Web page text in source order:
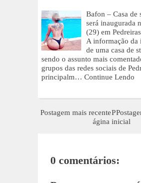
Bafon – Casa de
será inaugurada
(29) em Pedreiras
A informação da
de uma casa de
sendo o assunto mais
grupos das redes sociais de
principalm… Continue Lendo
Postagem mais recenteP
ágina inicial
0 comentários: